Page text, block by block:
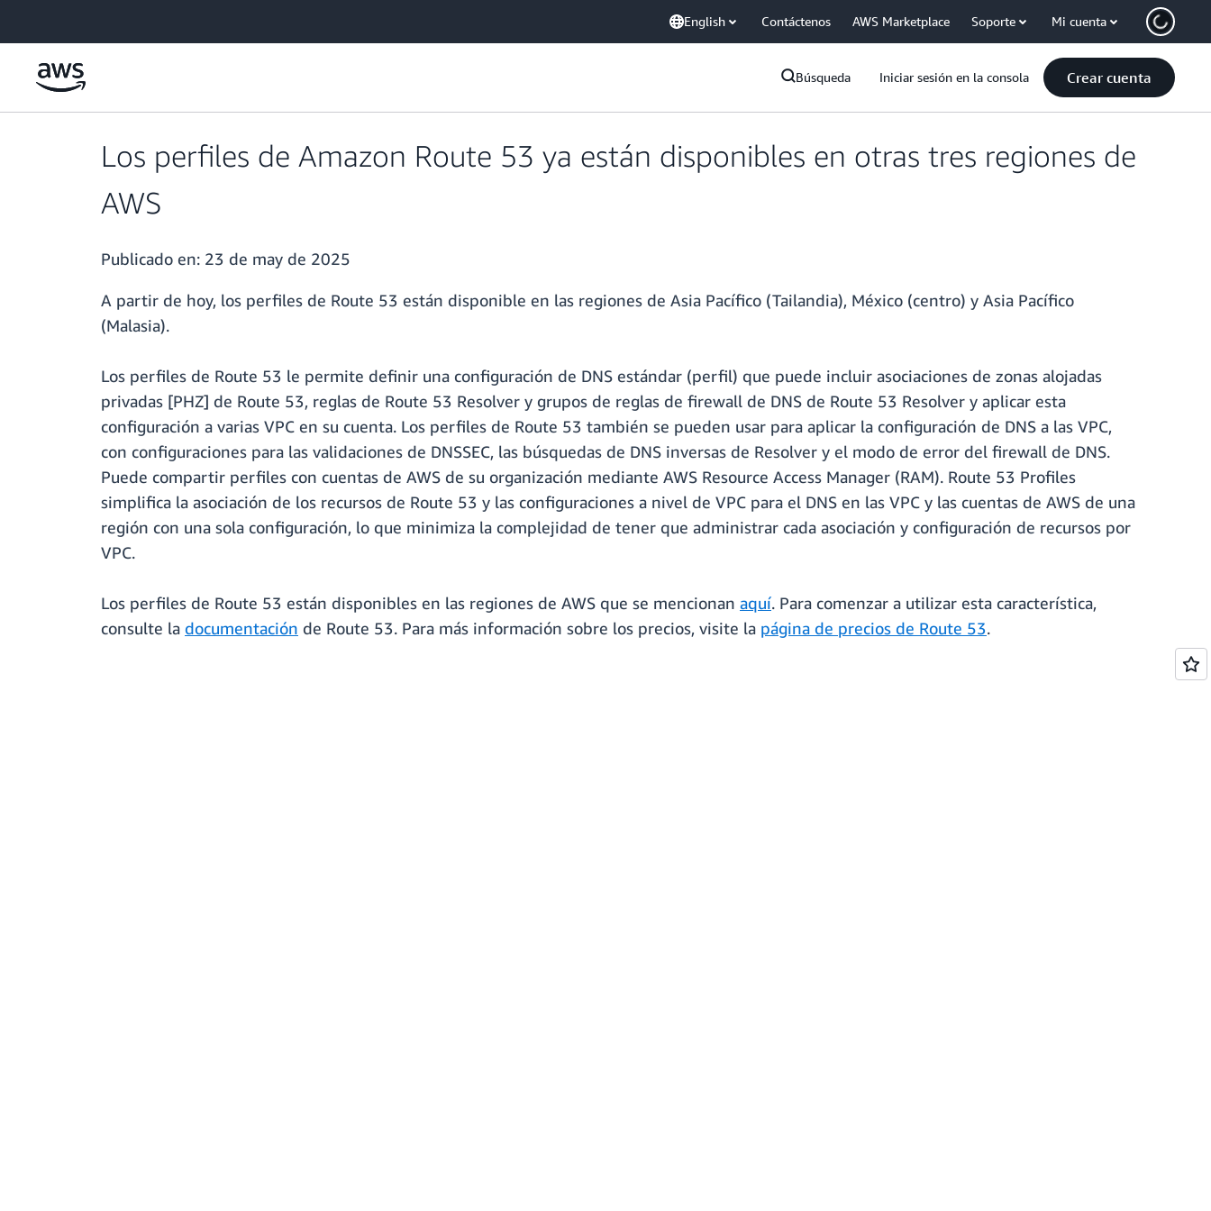
English Contáctenos AWS Marketplace Soporte Mi cuenta
Búsqueda Iniciar sesión en la consola Crear cuenta
Los perfiles de Amazon Route 53 ya están disponibles en otras tres regiones de
AWS
Publicado en: 23 de may de 2025
A partir de hoy, los perfiles de Route 53 están disponible en las regiones de Asia Pacífico (Tailandia), México (centro) y Asia Pacífico
(Malasia).
Los perfiles de Route 53 le permite definir una configuración de DNS estándar (perfil) que puede incluir asociaciones de zonas alojadas
privadas [PHZ] de Route 53, reglas de Route 53 Resolver y grupos de reglas de firewall de DNS de Route 53 Resolver y aplicar esta
configuración a varias VPC en su cuenta. Los perfiles de Route 53 también se pueden usar para aplicar la configuración de DNS a las VPC,
con configuraciones para las validaciones de DNSSEC, las búsquedas de DNS inversas de Resolver y el modo de error del firewall de DNS.
Puede compartir perfiles con cuentas de AWS de su organización mediante AWS Resource Access Manager (RAM). Route 53 Profiles
simplifica la asociación de los recursos de Route 53 y las configuraciones a nivel de VPC para el DNS en las VPC y las cuentas de AWS de una
región con una sola configuración, lo que minimiza la complejidad de tener que administrar cada asociación y configuración de recursos por
VPC.
Los perfiles de Route 53 están disponibles en las regiones de AWS que se mencionan aquí. Para comenzar a utilizar esta característica,
consulte la documentación de Route 53. Para más información sobre los precios, visite la página de precios de Route 53.